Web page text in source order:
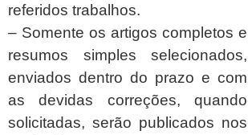
referidos trabalhos.
– Somente os artigos completos e
resumos simples selecionados,
enviados dentro do prazo e com
as devidas correções, quando
solicitadas, serão publicados nos